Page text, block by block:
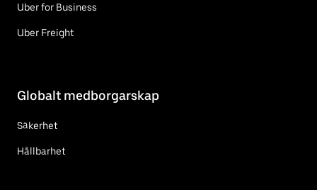
Uber for Business
Uber Freight
Globalt medborgarskap
Säkerhet
Hållbarhet